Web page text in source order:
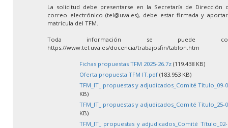
La solicitud debe presentarse en la Secretaría de Dirección
correo electrónico (tel@uva.es), debe estar firmada y
matrícula del TFM.
Toda información se puede
https://www.tel.uva.es/docencia/trabajosfin/tablon.htm
Fichas propuestas TFM 2025-26.7z (119.438 KB)
Oferta propuesta TFM IT.pdf (183.953 KB)
TFM_IT_ propuestas y adjudicados_Comité Título_09-
KB)
TFM_IT_ propuestas y adjudicados_Comité Título_25-
KB)
TFM_IT_ propuestas y adjudicados_Comité Título_02-